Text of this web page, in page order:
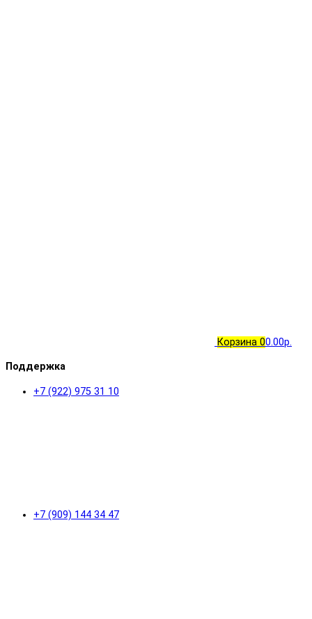
Корзина 00.00р.
Поддержка
+7 (922) 975 31 10
+7 (909) 144 34 47